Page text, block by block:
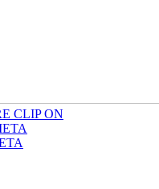
CLIP ON